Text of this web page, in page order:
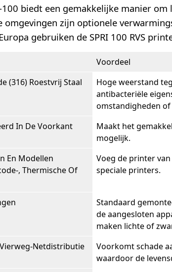
100 biedt een gemakkelijke manier
omgevingen zijn optionele
gebruiken de SPRI 100 RVS
Voordeel
(316) Roestvrij Staal
Hoge weerstand
antibacteriële
omstandigheden
In De Voorkant
Maakt het
mogelijk.
En Modellen
, Thermische Of
Voeg de printer
speciale printers.
Standaard
de aangesloten
maken lichte of
Netdistributie
Voorkomt schade
waardoor de